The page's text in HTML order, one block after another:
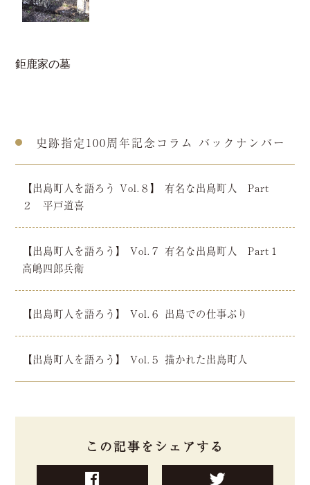
鉅鹿家の墓
史跡指定100周年記念コラム バックナンバー
【出島町人を語ろう Vol.８】 有名な出島町人 Part
２ 平戸道喜
【出島町人を語ろう】 Vol.７ 有名な出島町人 Part１
高嶋四郎兵衛
【出島町人を語ろう】 Vol.６ 出島での仕事ぶり
【出島町人を語ろう】 Vol.５ 描かれた出島町人
この記事をシェアする